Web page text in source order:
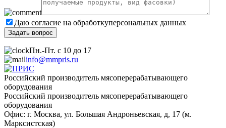
Даю согласие на обработкуперсональных данных
Пн.-Пт. с 10 до 17
info@mmpris.ru
Российский производитель мясоперерабатывающего
оборудования
Российский производитель мясоперерабатывающего
оборудования
Офис: г. Москва, ул. Большая Андроньевская, д, 17 (м.
Марксистская)